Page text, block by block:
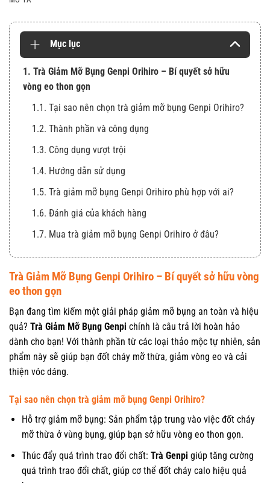
Mục lục
1. Trà Giảm Mỡ Bụng Genpi Orihiro – Bí quyết sở hữu
vòng eo thon gọn
1.1. Tại sao nên chọn trà giảm mỡ bụng Genpi Orihiro?
1.2. Thành phần và công dụng
1.3. Công dụng vượt trội
1.4. Hướng dẫn sử dụng
1.5. Trà giảm mỡ bụng Genpi Orihiro phù hợp với ai?
1.6. Đánh giá của khách hàng
1.7. Mua trà giảm mỡ bụng Genpi Orihiro ở đâu?
Trà Giảm Mỡ Bụng Genpi Orihiro – Bí quyết sở hữu vòng
eo thon gọn
Bạn đang tìm kiếm một giải pháp giảm mỡ bụng an toàn và hiệu
quả? Trà Giảm Mỡ Bụng Genpi chính là câu trả lời hoàn hảo
dành cho bạn! Với thành phần từ các loại thảo mộc tự nhiên, sản
phẩm này sẽ giúp bạn đốt cháy mỡ thừa, giảm vòng eo và cải
thiện vóc dáng.
Tại sao nên chọn trà giảm mỡ bụng Genpi Orihiro?
Hỗ trợ giảm mỡ bụng: Sản phẩm tập trung vào việc đốt cháy
mỡ thừa ở vùng bụng, giúp bạn sở hữu vòng eo thon gọn.
Thúc đẩy quá trình trao đổi chất: Trà Genpigiúp tăng cường
quá trình trao đổi chất, giúp cơ thể đốt cháy calo hiệu quả